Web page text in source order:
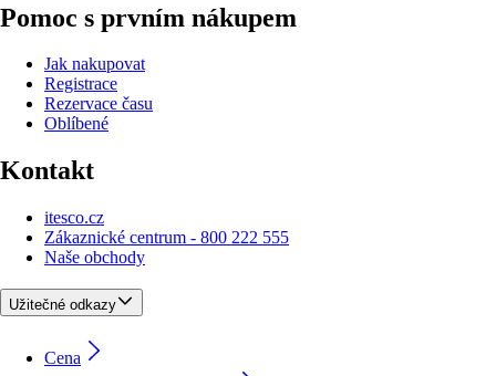
Pomoc s prvním nákupem
Jak nakupovat
Registrace
Rezervace času
Oblíbené
Kontakt
itesco.cz
Zákaznické centrum - 800 222 555
Naše obchody
Užitečné odkazy
Cena